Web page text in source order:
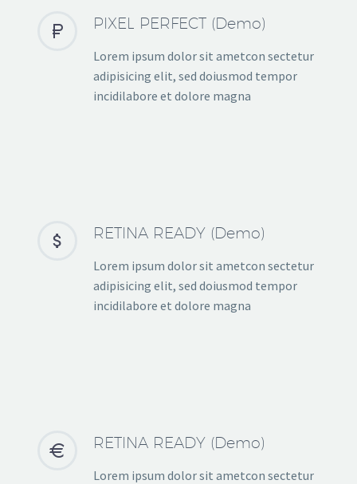

 PIXEL PERFECT (Demo)
Lorem ipsum dolor sit ametcon sectetur
adipisicing elit, sed doiusmod tempor
incidilabore et dolore magna

 RETINA READY (Demo)
Lorem ipsum dolor sit ametcon sectetur
adipisicing elit, sed doiusmod tempor
incidilabore et dolore magna

 RETINA READY (Demo)
Lorem ipsum dolor sit ametcon sectetur